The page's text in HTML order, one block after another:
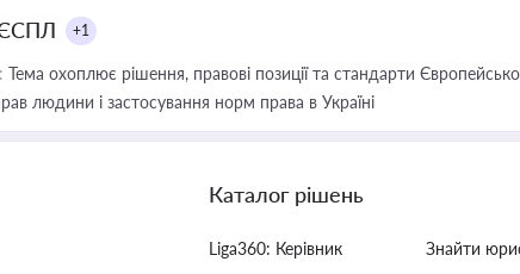
+1
Тема охоплює рішення, правові позиції та стандарти
людини і застосування норм права в Україні
Каталог рішень
Liga360: Керівник
Знайти